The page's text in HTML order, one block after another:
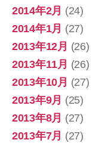
2014年2月 (24)
2014年1月 (27)
2013年12月 (26)
2013年11月 (26)
2013年10月 (27)
2013年9月 (25)
2013年8月 (27)
2013年7月 (27)